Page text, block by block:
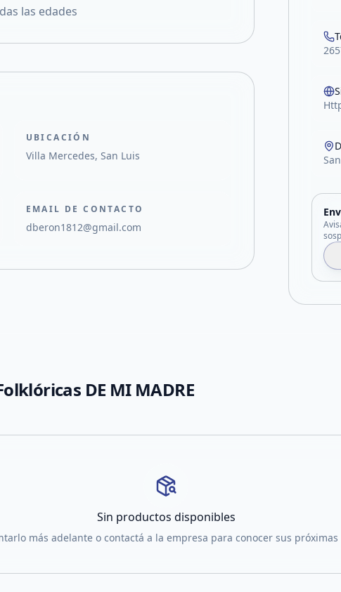
las edades
UBICACIÓN
Villa Mercedes, San Luis
EMAIL DE CONTACTO
dberon1812@gmail.com
DE MI MADRE
Sin productos disponibles
más adelante o contactá a la empresa para conocer sus próximas